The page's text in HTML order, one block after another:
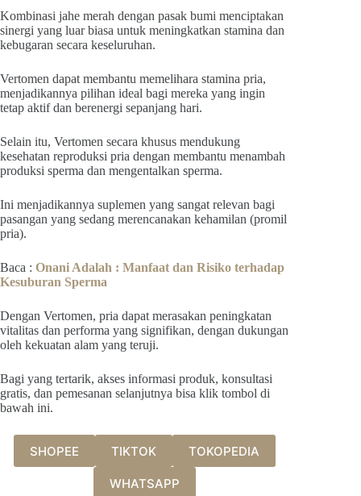
Kombinasi jahe merah dengan pasak bumi menciptakan
sinergi yang luar biasa untuk meningkatkan stamina dan
kebugaran secara keseluruhan.
Vertomen dapat membantu memelihara stamina pria,
menjadikannya pilihan ideal bagi mereka yang ingin
tetap aktif dan berenergi sepanjang hari.
Selain itu, Vertomen secara khusus mendukung
kesehatan reproduksi pria dengan membantu menambah
produksi sperma dan mengentalkan sperma.
Ini menjadikannya suplemen yang sangat relevan bagi
pasangan yang sedang merencanakan kehamilan (promil
pria).
Baca : Onani Adalah : Manfaat dan Risiko terhadap
Kesuburan Sperma
Dengan Vertomen, pria dapat merasakan peningkatan
vitalitas dan performa yang signifikan, dengan dukungan
oleh kekuatan alam yang teruji.
Bagi yang tertarik, akses informasi produk, konsultasi
gratis, dan pemesanan selanjutnya bisa klik tombol di
bawah ini.
SHOPEE TIKTOK TOKOPEDIA
WHATSAPP